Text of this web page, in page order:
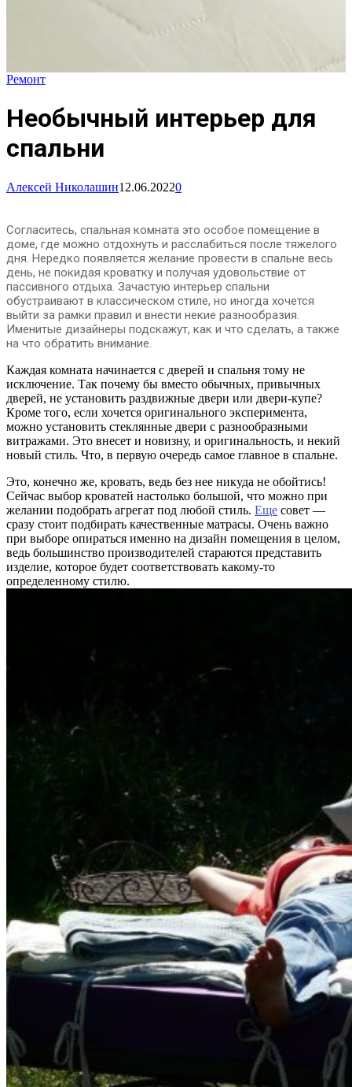
Ремонт
Необычный интерьер для
спальни
Алексей Николашин12.06.20220
Согласитесь, спальная комната это особое помещение в
доме, где можно отдохнуть и расслабиться после тяжелого
дня. Нередко появляется желание провести в спальне весь
день, не покидая кроватку и получая удовольствие от
пассивного отдыха. Зачастую интерьер спальни
обустраивают в классическом стиле, но иногда хочется
выйти за рамки правил и внести некие разнообразия.
Именитые дизайнеры подскажут, как и что сделать, а также
на что обратить внимание.
Каждая комната начинается с дверей и спальня тому не
исключение. Так почему бы вместо обычных, привычных
дверей, не установить раздвижные двери или двери-купе?
Кроме того, если хочется оригинального эксперимента,
можно установить стеклянные двери с разнообразными
витражами. Это внесет и новизну, и оригинальность, и некий
новый стиль. Что, в первую очередь самое главное в спальне.
Это, конечно же, кровать, ведь без нее никуда не обойтись!
Сейчас выбор кроватей настолько большой, что можно при
желании подобрать агрегат под любой стиль. Еще совет —
сразу стоит подбирать качественные матрасы. Очень важно
при выборе опираться именно на дизайн помещения в целом,
ведь большинство производителей стараются представить
изделие, которое будет соответствовать какому-то
определенному стилю.